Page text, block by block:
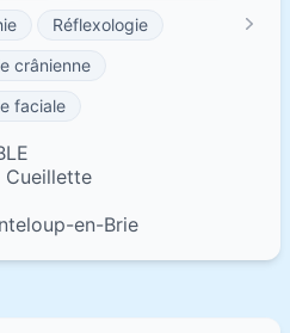
Réflexologie
crânienne
faciale
Cueillette
en-Brie